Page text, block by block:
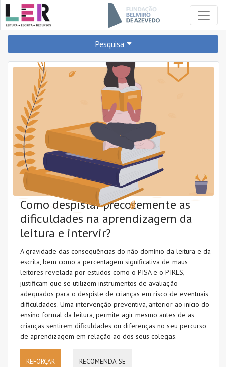
Pesquisa
PARA QUÊ?
PREPARAR
DESENVOLVER
O QUÊ?
A CIÊNCIA MOSTRA RECOMENDA-SE
PARA USAR
VER TODOS
TAGS
Como despistar precocemente as
dificuldades na aprendizagem da
leitura e intervir?
A gravidade das consequências do não domínio da leitura e da
escrita, bem como a percentagem significativa de maus
leitores revelada por estudos como o PISA e o PIRLS,
justificam que se utilizem instrumentos de avaliação
adequados para o despiste de crianças em risco de eventuais
dificuldades. Uma intervenção preventiva, anterior ao início do
ensino formal da leitura, permite agir mesmo antes de as
crianças sentirem dificuldades ou diferenças no seu percurso
de aprendizagem em relação ao dos seus colegas.
REFORÇAR RECOMENDA-SE